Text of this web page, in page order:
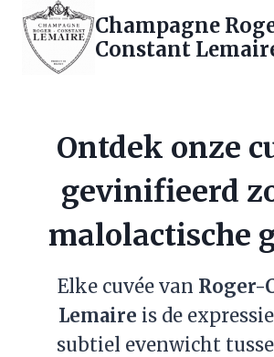
Doorgaan
naar
inhoud
Champagne
Constant
Ontdek onze
gevinifieerd
malolactische
Elke cuvée van Roger-
Lemaire is de
subtiel evenwicht